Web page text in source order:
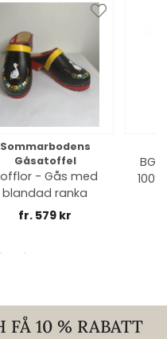
Sommarbodens
Gåsatoffel
- Gås med
blandad ranka
fr. 579 kr
FÅ 10 % RABATT